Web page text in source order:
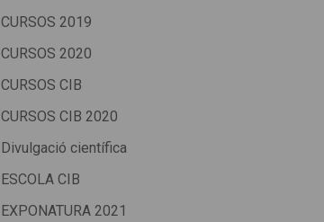
CURSOS 2019
CURSOS 2020
CURSOS CIB
CURSOS CIB 2020
Divulgació científica
ESCOLA CIB
EXPONATURA 2021